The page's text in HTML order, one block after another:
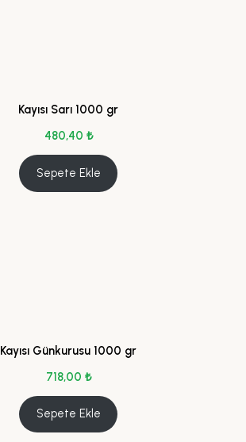
Kayısı Sarı 1000 gr
480,40 ₺
Sepete Ekle
Kayısı Günkurusu 1000 gr
718,00 ₺
Sepete Ekle